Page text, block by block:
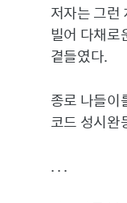
저자는 그런
빌어 다채로
곁들였다.
종로 나들이
코드 성시완
. . .